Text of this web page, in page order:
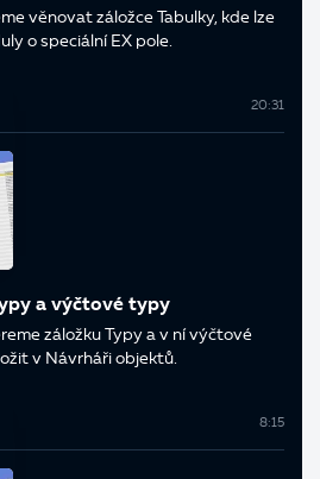
věnovat záložce Tabulky, kde lze
o speciální EX pole.
20:31
a výčtové typy
záložku Typy a v ní výčtové
v Návrháři objektů.
8:15